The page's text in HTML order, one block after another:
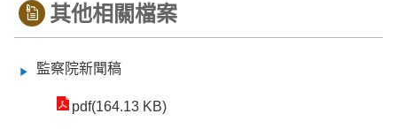
其他相關檔案
監察院新聞稿
pdf(164.13 KB)